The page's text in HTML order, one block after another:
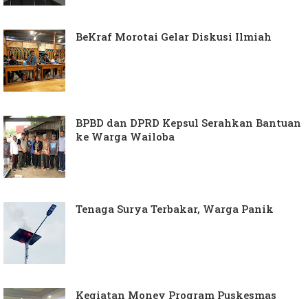
BeKraf Morotai Gelar Diskusi Ilmiah
BPBD dan DPRD Kepsul Serahkan Bantuan
ke Warga Wailoba
Tenaga Surya Terbakar, Warga Panik
Kegiatan Monev Program Puskesmas